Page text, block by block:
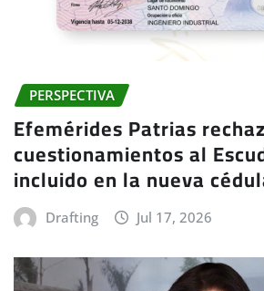
PERSPECTIVA
Efemérides Patrias
cuestionamientos al
incluido en la nueva
Drafting Jul 17, 2026